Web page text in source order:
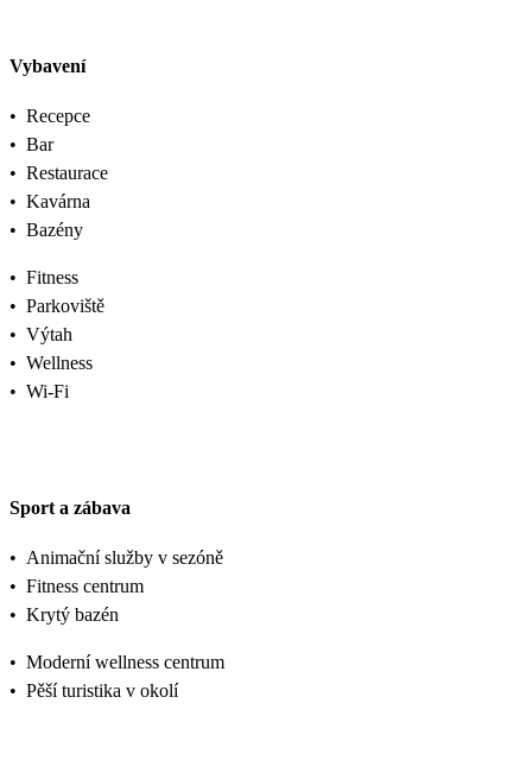
Vybavení
• Recepce
• Bar
• Restaurace
• Kavárna
• Bazény
• Fitness
• Parkoviště
• Výtah
• Wellness
• Wi-Fi
Sport a zábava
• Animační služby v sezóně
• Fitness centrum
• Krytý bazén
• Moderní wellness centrum
• Pěší turistika v okolí